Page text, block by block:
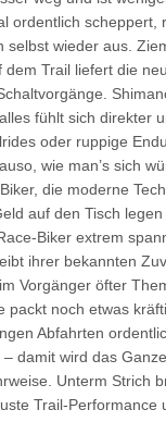
ordentlich
selbst wieder aus.
Trail liefert die
fühlt sich direkter
oder ruppige
wie man’s sich
die moderne
auf den Tisch
Biker extrem
ihrer bekannten
Vorgänger öfter
packt noch etwas
Abfahrten
damit wird das
Unterm Strich
Trail-Performance